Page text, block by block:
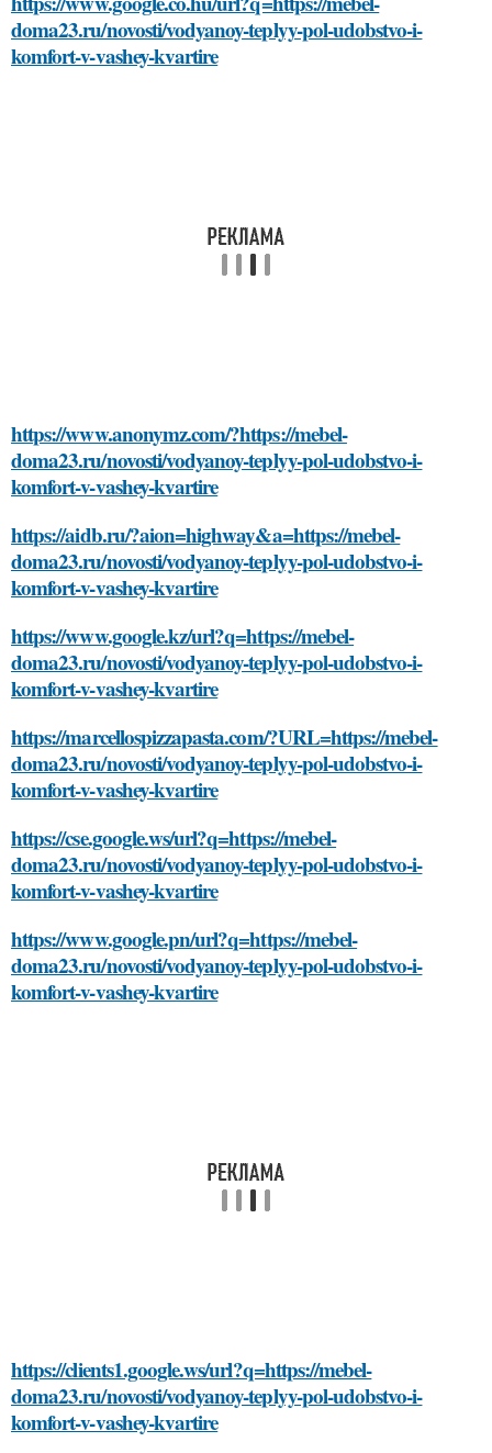
doma23.ru/novosti/vodyanoy-teplyy-pol-udobstvo-i-
komfort-v-vashey-kvartire
https://www.anonymz.com/?https://mebel-
doma23.ru/novosti/vodyanoy-teplyy-pol-udobstvo-i-
komfort-v-vashey-kvartire
https://aidb.ru/?aion=highway&a=https://mebel-
doma23.ru/novosti/vodyanoy-teplyy-pol-udobstvo-i-
komfort-v-vashey-kvartire
https://www.google.kz/url?q=https://mebel-
doma23.ru/novosti/vodyanoy-teplyy-pol-udobstvo-i-
komfort-v-vashey-kvartire
https://marcellospizzapasta.com/?URL=https://mebel-
doma23.ru/novosti/vodyanoy-teplyy-pol-udobstvo-i-
komfort-v-vashey-kvartire
https://cse.google.ws/url?q=https://mebel-
doma23.ru/novosti/vodyanoy-teplyy-pol-udobstvo-i-
komfort-v-vashey-kvartire
https://www.google.pn/url?q=https://mebel-
doma23.ru/novosti/vodyanoy-teplyy-pol-udobstvo-i-
komfort-v-vashey-kvartire
https://clients1.google.ws/url?q=https://mebel-
doma23.ru/novosti/vodyanoy-teplyy-pol-udobstvo-i-
komfort-v-vashey-kvartire